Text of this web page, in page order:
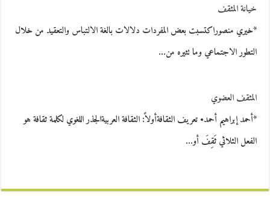
خيانة المثقف
*خيري منصوراكتسبت بعض المفردات دلالات بالغة الالتباس والتعقيد من خلال
التطور الاجتماعي وما تثيره من…
المثقف العضوي
*أحمد إبراهيم أحمد• تعريف الثقافةأولاً: الثقافة العربيةالجذر اللغوي لكلمة ثقافة هو
الفعل الثلاثي ثَقِفَ أو…